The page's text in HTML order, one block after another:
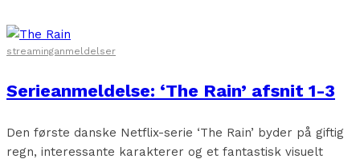
streaminganmeldelser
Serieanmeldelse: ‘The Rain’ afsnit 1-3
Den første danske Netflix-serie ‘The Rain’ byder på giftig
regn, interessante karakterer og et fantastisk visuelt